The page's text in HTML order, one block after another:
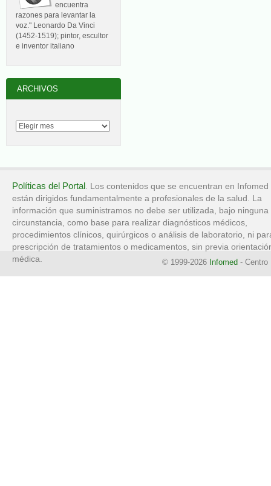
encuentra
razones para levantar la
voz." Leonardo Da Vinci
(1452-1519); pintor, escultor
e inventor italiano
ARCHIVOS
Políticas del Portal. Los contenidos que se encuentran en Infomed
están dirigidos fundamentalmente a profesionales de la salud. La
información que suministramos no debe ser utilizada, bajo ninguna
circunstancia, como base para realizar diagnósticos médicos,
procedimientos clínicos, quirúrgicos o análisis de laboratorio, ni
prescripción de tratamientos o medicamentos, sin previa
médica.
© 1999-2026 Infomed - Centro